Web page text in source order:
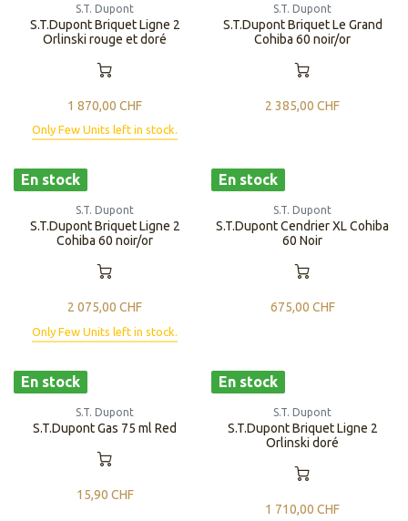
S.T. Dupont
S.T.Dupont Briquet Ligne 2
Orlinski rouge et doré
1 870,00 CHF
Only Few Units left in stock.
S.T. Dupont
S.T.Dupont Briquet Le Grand
Cohiba 60 noir/or
2 385,00 CHF
En stock
S.T. Dupont
S.T.Dupont Briquet Ligne 2
Cohiba 60 noir/or
2 075,00 CHF
Only Few Units left in stock.
En stock
S.T. Dupont
S.T.Dupont Cendrier XL Cohiba
60 Noir
675,00 CHF
En stock
S.T. Dupont
S.T.Dupont Gas 75 ml Red
15,90 CHF
En stock
S.T. Dupont
S.T.Dupont Briquet Ligne 2
Orlinski doré
1 710,00 CHF